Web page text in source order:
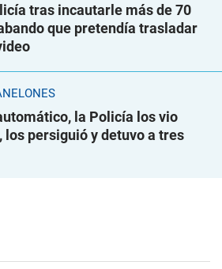
tras incautarle más de 70
que pretendía trasladar
la Policía los vio
los persiguió y detuvo a tres